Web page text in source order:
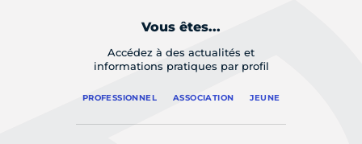
Vous êtes...
Accédez à des actualités et
informations pratiques par profil
PROFESSIONNEL ASSOCIATION JEUNE